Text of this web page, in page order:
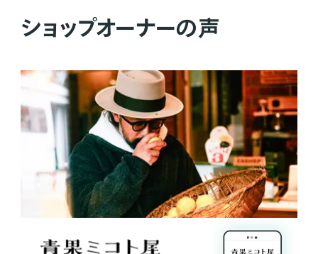
ショップオーナーの声